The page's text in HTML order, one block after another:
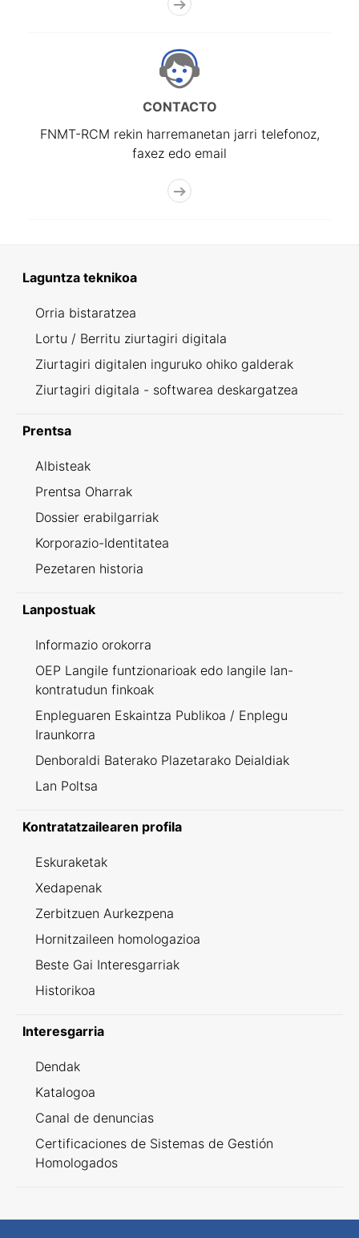
CONTACTO
FNMT-RCM rekin harremanetan jarri telefonoz,
faxez edo email
Laguntza teknikoa
Orria bistaratzea
Lortu / Berritu ziurtagiri digitala
Ziurtagiri digitalen inguruko ohiko galderak
Ziurtagiri digitala - softwarea deskargatzea
Prentsa
Albisteak
Prentsa Oharrak
Dossier erabilgarriak
Korporazio-Identitatea
Pezetaren historia
Lanpostuak
Informazio orokorra
OEP Langile funtzionarioak edo langile lan-
kontratudun finkoak
Enpleguaren Eskaintza Publikoa / Enplegu
Iraunkorra
Denboraldi Baterako Plazetarako Deialdiak
Lan Poltsa
Kontratatzailearen profila
Eskuraketak
Xedapenak
Zerbitzuen Aurkezpena
Hornitzaileen homologazioa
Beste Gai Interesgarriak
Historikoa
Interesgarria
Dendak
Katalogoa
Canal de denuncias
Certificaciones de Sistemas de Gestión
Homologados